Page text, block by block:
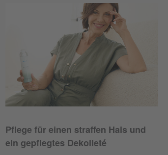
Pflege für einen straffen Hals und
ein gepflegtes Dekolleté